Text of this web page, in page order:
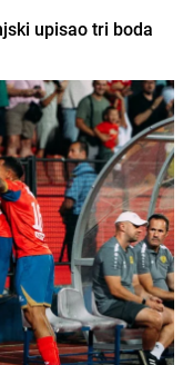
upisao tri boda